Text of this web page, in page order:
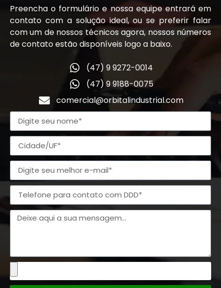
Preencha o formulário e nossa equipe entrará em
contato com a solução ideal, ou se preferir falar
com um de nossos técnicos agora, nossos números
de contato estão disponíveis logo a baixo.
(47) 9 9272-0014
(47) 9 9188-0075
comercial@orbitalindustrial.com